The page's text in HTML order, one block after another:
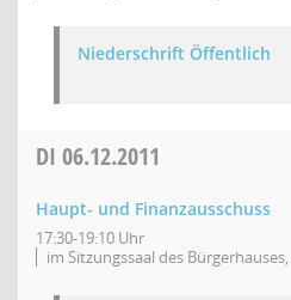
Niederschrift Öffentlich
DI 06.12.2011
Haupt- und Finanzausschuss
17:30-19:10 Uhr
im Sitzungssaal des